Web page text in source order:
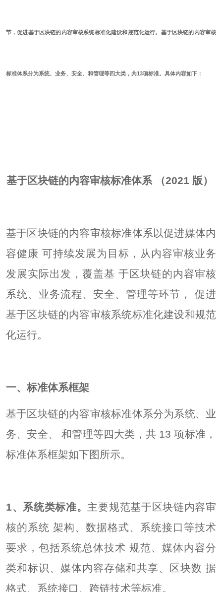
节，促进基于区块链的内容审核系统标准化建设和规范化运行。基于区块链的内容审核
标准体系分为系统、业务、安全、和管理等四大类，共13项标准。具体内容如下：
基于区块链的内容审核标准体系 （2021 版）
基于区块链的内容审核标准体系以促进媒体内
容健康 可持续发展为目标，从内容审核业务
发展实际出发，覆盖基 于区块链的内容审核
系统、业务流程、安全、管理等环节， 促进
基于区块链的内容审核系统标准化建设和规范
化运行。
一、标准体系框架
基于区块链的内容审核标准体系分为系统、业
务、安全、 和管理等四大类，共 13 项标准，
标准体系框架如下图所示。
1、系统类标准。 主要规范基于区块链内容审
核的系统 架构、数据格式、系统接口等技术
要求，包括系统总体技术 规范、媒体内容分
类和标识、媒体内容存储和共享、区块数 据
格式、系统接口、跨链技术等标准。